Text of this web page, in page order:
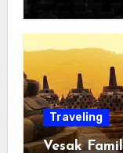
Traveling
Vesak